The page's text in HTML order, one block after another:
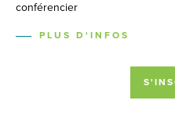
conférencier
PLUS D'INFOS